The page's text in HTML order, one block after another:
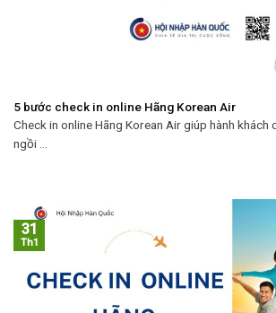
5 bước check in online Hãng Korean Air
Check in online Hãng Korean Air giúp hành
ngồi ...
31
Th1